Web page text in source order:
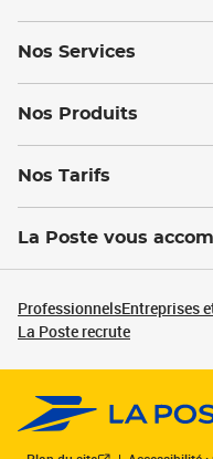
Nos Services
Nos Produits
Nos Tarifs
La Poste vous
ProfessionnelsEntreprises
La Poste recrute